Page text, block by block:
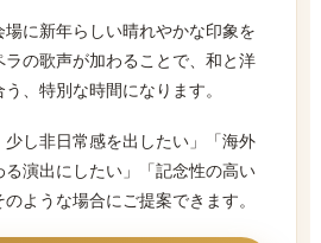
に新年らしい晴れやかな印象を
の歌声が加わることで、和と洋
、特別な時間になります。
少し非日常感を出したい」「海外
演出にしたい」「記念性の高い
ような場合にご提案できます。